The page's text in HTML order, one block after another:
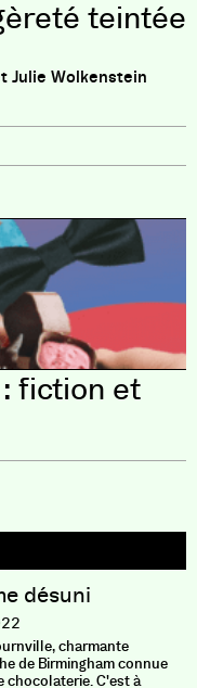
teintée
Julie Wolkenstein
fiction et
désuni
charmante
de Birmingham connue
chocolaterie. C'est à